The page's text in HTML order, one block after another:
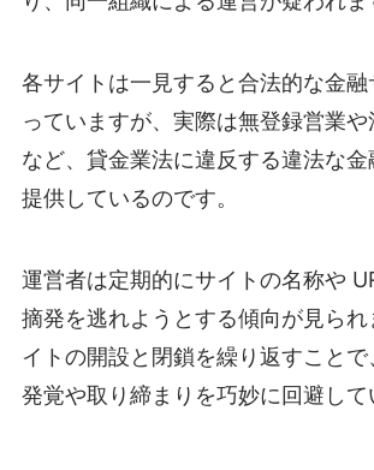
各サイトは一見すると合法的な金
っていますが、実際は無登録営業や
など、貸金業法に違反する違法な金
提供しているのです。
運営者は定期的にサイトの名称や
摘発を逃れようとする傾向が見ら
イトの開設と閉鎖を繰り返すこと
発覚や取り締まりを巧妙に回避して